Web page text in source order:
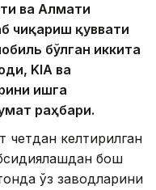
ва Алмати
чиқариш қуввати
бўлган иккита
KIA ва
ишга
раҳбари.
четдан келтирилган
бош
ўз заводларини